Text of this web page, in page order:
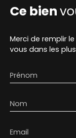
Ce bien
Merci de remplir
vous dans les
Prénom
Nom
Email